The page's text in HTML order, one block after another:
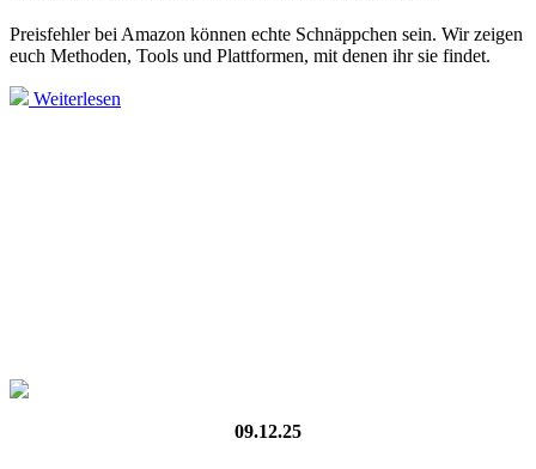
Preisfehler bei Amazon können echte Schnäppchen sein. Wir zeigen
euch Methoden, Tools und Plattformen, mit denen ihr sie findet.
Weiterlesen
09.12.25